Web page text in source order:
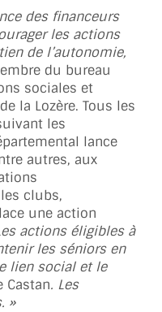
des financeurs
les actions
de l’autonomie,
du bureau
sociales et
la Lozère. Tous les
les
lance
autres, aux
clubs,
une action
actions éligibles à
les séniors en
lien social et le
Castan. Les
»